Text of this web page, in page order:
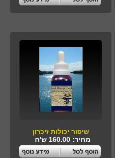
שיפור יכולות זיכרון
מחיר: 160.00 ש'ח